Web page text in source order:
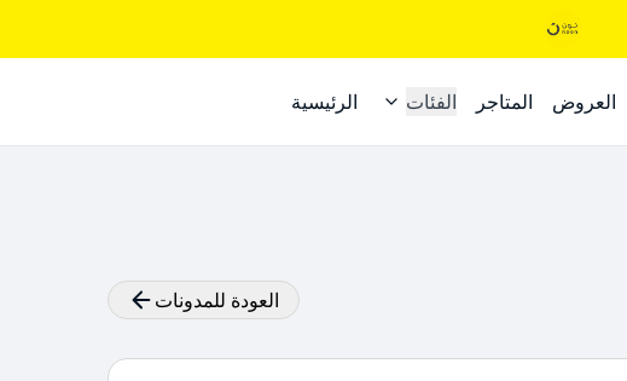
الرئيسية الفئات المتاجر العروض
العودة للمدونات